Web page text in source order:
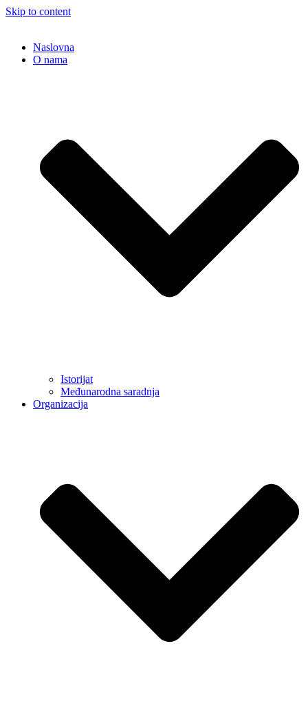
Skip to content
Naslovna
O nama
Istorijat
Međunarodna saradnja
Organizacija